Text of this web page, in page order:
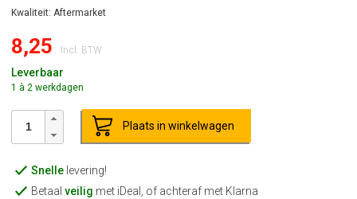
Kwaliteit: Aftermarket
8,25 Incl. BTW
Leverbaar
1 à 2 werkdagen
Plaats in winkelwagen
Snellelevering!
Betaal veilig met iDeal, of achteraf met Klarna